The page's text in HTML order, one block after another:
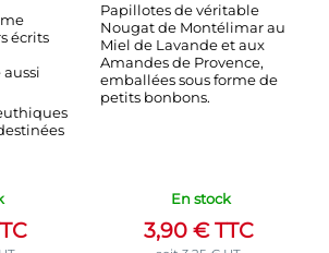
écrits
Papillotes de véritable
Nougat de Montélimar au
Miel de Lavande et aux
Amandes de Provence,
emballées sous forme de
petits bonbons.
En stock
3,90 €TTC